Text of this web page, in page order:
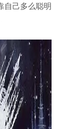
自己多么聪明